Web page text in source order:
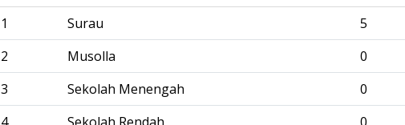
1
Surau
5
2
Musolla
0
3
Sekolah Menengah
0